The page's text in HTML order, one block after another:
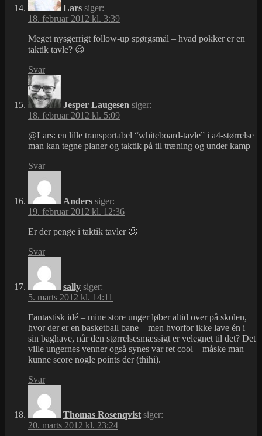
Lars siger:
18. februar 2012 kl. 3:39
Meget nysgerrigt follow-up spørgsmål – hvad pokker er en
taktik tavle? 😉
Svar
Jesper Laugesen siger:
18. februar 2012 kl. 5:09
@Lars: en lille transportabel “whiteboard-tavle” i a4-størrelse
man kan tegne planer og taktik på til træning og under kamp
Svar
Anders siger:
19. februar 2012 kl. 12:36
Er der penge i taktik tavler 🙂
Svar
sally siger:
5. marts 2012 kl. 14:11
Fantastisk idé – mine store unger løber altid over på skolen,
hvor der er en basketball bane – men hvorfor ikke lave én i
sin baghave, når den størrelsesmæssigt er velegnet til det? Det
ville ungernes venner også synes var ret cool – måske man
kunne score nogle points der (thihi).
Svar
Thomas Rosenqvist siger:
20. marts 2012 kl. 23:24